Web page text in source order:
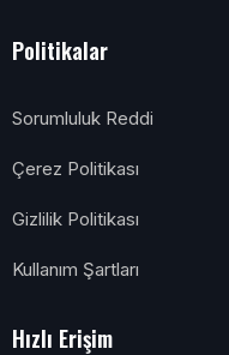
Politikalar
Sorumluluk Reddi
Çerez Politikası
Gizlilik Politikası
Kullanım Şartları
Hızlı Erişim